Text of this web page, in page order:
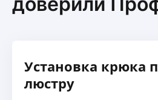
Установка крюка
люстру